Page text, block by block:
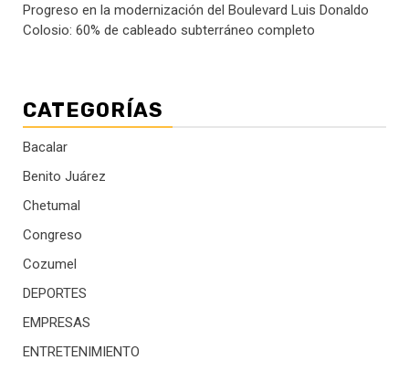
Progreso en la modernización del Boulevard Luis Donaldo
Colosio: 60% de cableado subterráneo completo
CATEGORÍAS
Bacalar
Benito Juárez
Chetumal
Congreso
Cozumel
DEPORTES
EMPRESAS
ENTRETENIMIENTO